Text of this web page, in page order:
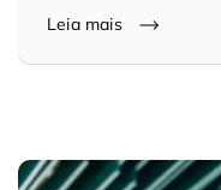
Leia mais